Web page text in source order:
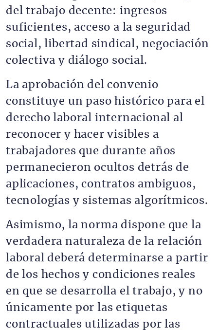
del trabajo decente: ingresos
suficientes, acceso a la seguridad
social, libertad sindical, negociación
colectiva y diálogo social.
La aprobación del convenio
constituye un paso histórico para el
derecho laboral internacional al
reconocer y hacer visibles a
trabajadores que durante años
permanecieron ocultos detrás de
aplicaciones, contratos ambiguos,
tecnologías y sistemas algorítmicos.
Asimismo, la norma dispone que la
verdadera naturaleza de la relación
laboral deberá determinarse a partir
de los hechos y condiciones reales
en que se desarrolla el trabajo, y no
únicamente por las etiquetas
contractuales utilizadas por las